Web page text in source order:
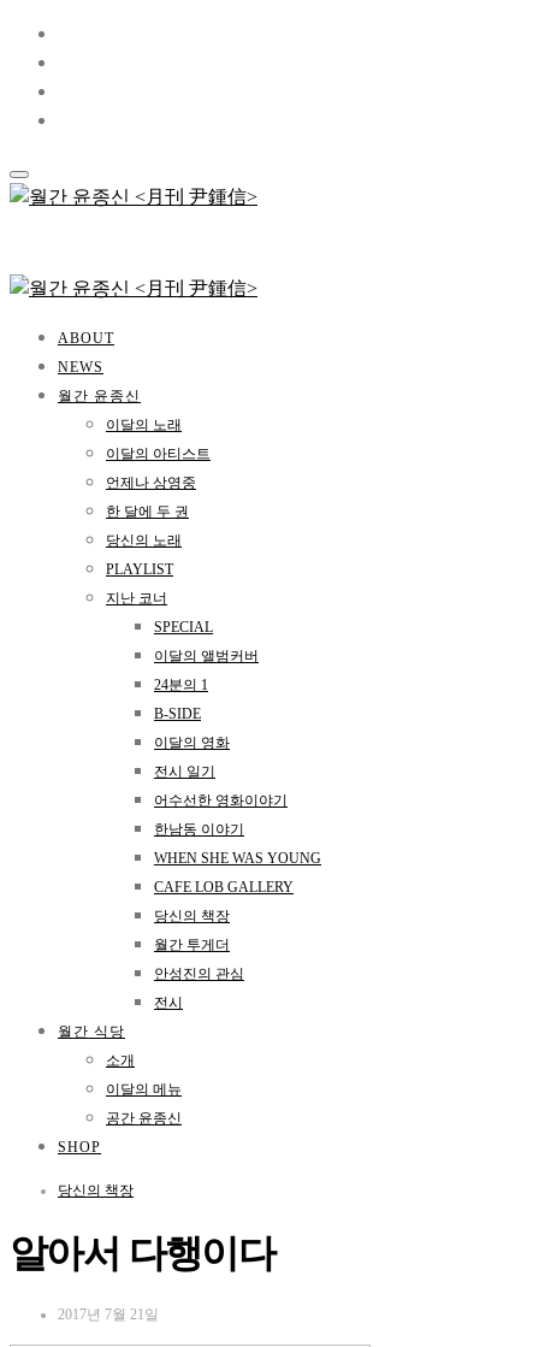
ABOUT
NEWS
월간 윤종신
이달의 노래
이달의 아티스트
언제나 상영중
한 달에 두 권
당신의 노래
PLAYLIST
지난 코너
SPECIAL
이달의 앨범커버
24분의 1
B-SIDE
이달의 영화
전시 일기
어수선한 영화이야기
한남동 이야기
WHEN SHE WAS YOUNG
CAFE LOB GALLERY
당신의 책장
월간 투게더
안성진의 관심
전시
월간 식당
소개
이달의 메뉴
공간 윤종신
SHOP
당신의 책장
알아서 다행이다
2017년 7월 21일